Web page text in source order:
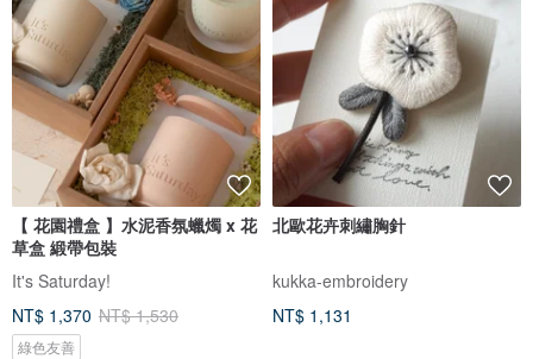
【 花園禮盒 】水泥香氛蠟燭 x 花
草盒 緞帶包裝
It's Saturday!
NT$ 1,370 NT$ 1,530
綠色友善
北歐花卉刺繡胸針
kukka-embroidery
NT$ 1,131